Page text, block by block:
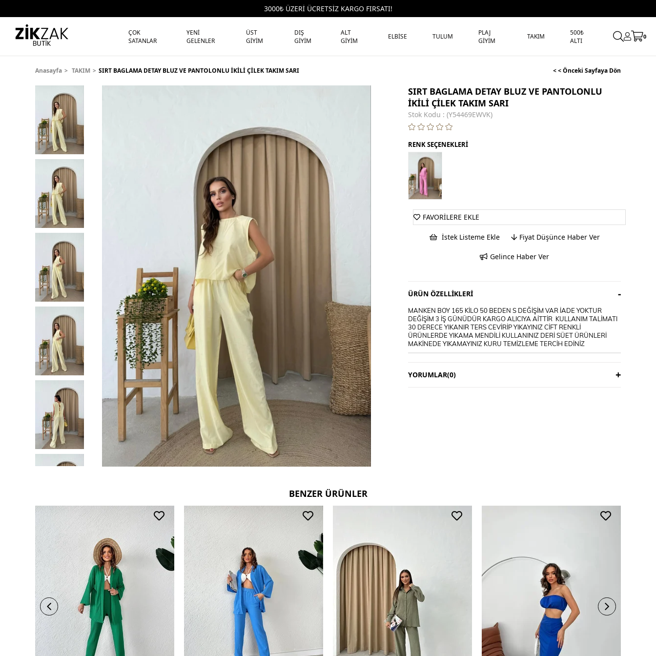
3000₺ ÜZERİ ÜCRETSİZ KARGO FIRSATI!
ÇOK
SATANLAR
YENİ
GELENLER
ÜST
GİYİM
DIŞ
GİYİM
ALT
GİYİM
ELBİSE TULUM
PLAJ
GİYİM
TAKIM
500₺
ALTI
0
Anasayfa TAKIM SIRT BAGLAMA DETAY BLUZ VE PANTOLONLU İKİLİ ÇİLEK TAKIM SARI < < Önceki Sayfaya Dön
SIRT BAGLAMA DETAY BLUZ VE PANTOLONLU
İKİLİ ÇİLEK TAKIM SARI
Stok Kodu (Y54469EWVK)
RENK SEÇENEKLERİ
FAVORILERE EKLE
İstek Listeme Ekle Fiyat Düşünce Haber Ver
Gelince Haber Ver
ÜRÜN ÖZELLIKLERI
MANKEN BOY 165 KİLO 50 BEDEN S DEĞİŞİM VAR İADE YOKTUR
DEĞİŞİM 3 İŞ GÜNÜDÜR KARGO ALICIYA AİTTİR KULLANIM TALİMATI
30 DERECE YIKANIR TERS CEVİRİP YIKAYINIZ CİFT RENKLİ
ÜRÜNLERDE YIKAMA MENDİLİ KULLANINIZ DERİ SÜET ÜRÜNLERİ
MAKİNEDE YIKAMAYINIZ KURU TEMİZLEME TERCİH EDİNİZ
YORUMLAR(0)
BENZER ÜRÜNLER